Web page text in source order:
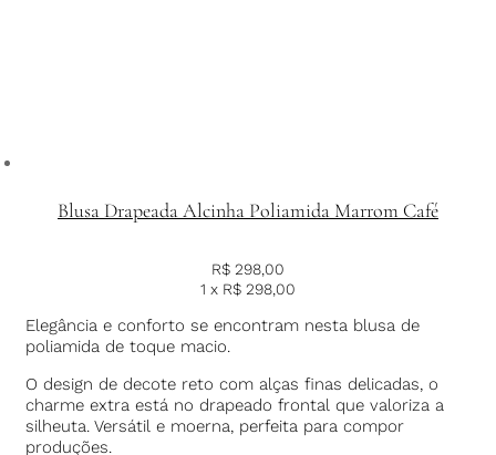
Blusa Drapeada Alcinha Poliamida Marrom Café
R$ 298,00
1 x R$ 298,00
Elegância e conforto se encontram nesta blusa de
poliamida de toque macio.
O design de decote reto com alças finas delicadas, o
charme extra está no drapeado frontal que valoriza a
silheuta. Versátil e moerna, perfeita para compor
produções.